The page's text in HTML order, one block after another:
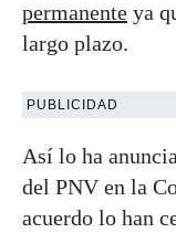
permanente ya
largo plazo.
PUBLICIDAD
Así lo ha
del PNV en la
acuerdo lo han